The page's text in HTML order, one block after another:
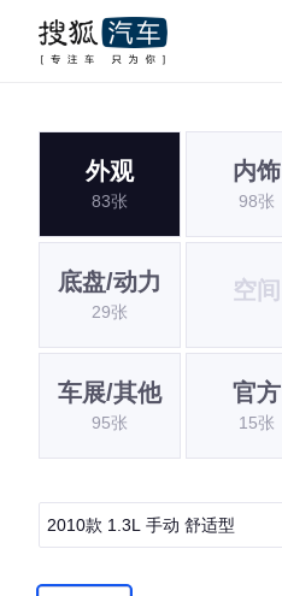
外观
83张
内饰
98张
底盘/动力
29张
空间
车展/其他
95张
官方
15张
2010款 1.3L 手动 舒适型